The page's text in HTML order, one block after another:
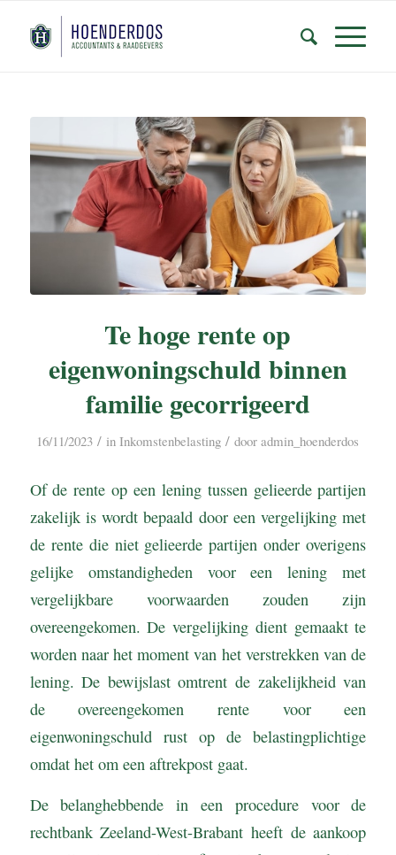
Te hoge rente op
eigenwoningschuld binnen
familie gecorrigeerd
16/11/2023 / inInkomstenbelasting / dooradmin_hoenderdos
Of de rente op een lening tussen gelieerde partijen
zakelijk is wordt bepaald door een vergelijking met
de rente die niet gelieerde partijen onder overigens
gelijke omstandigheden voor een lening met
vergelijkbare voorwaarden zouden zijn
overeengekomen. De vergelijking dient gemaakt te
worden naar het moment van het verstrekken van de
lening. De bewijslast omtrent de zakelijkheid van
de overeengekomen rente voor een
eigenwoningschuld rust op de belastingplichtige
omdat het om een aftrekpost gaat.
De belanghebbende in een procedure voor de
rechtbank Zeeland-West-Brabant heeft de aankoop